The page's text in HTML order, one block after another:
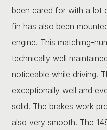
been cared for with a lot
fin has also been
engine. This matching-
technically well
noticeable while driving.
exceptionally well and
solid. The brakes work
also very smooth. The